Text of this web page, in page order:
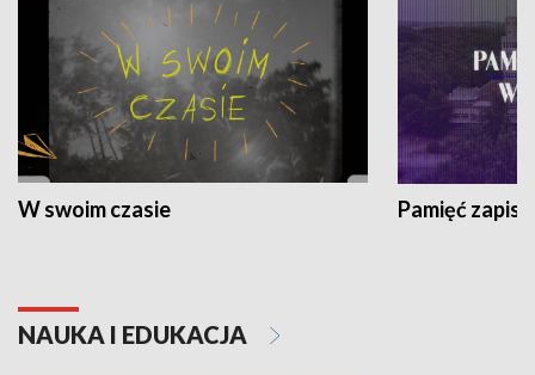
W swoim czasie Pamięć
NAUKA I EDUKACJA